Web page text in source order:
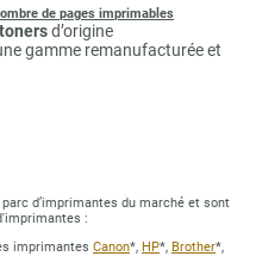
de pages imprimables
d’origine
gamme remanufacturée et
d’imprimantes du marché et sont
:
imprimantes Canon*, HP*, Brother*,